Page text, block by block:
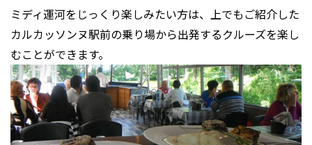
ミディ運河をじっくり楽しみたい方は、上でもご紹介した
カルカッソンヌ駅前の乗り場から出発するクルーズを楽し
むことができます。